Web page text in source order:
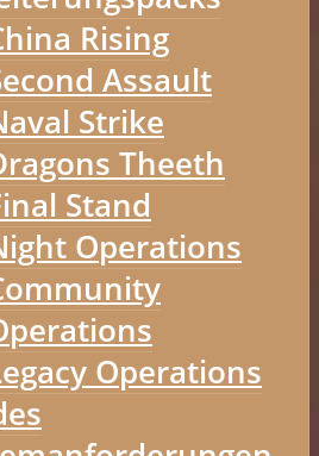
Rising
Assault
Strike
Theeth
Stand
Operations
Operations